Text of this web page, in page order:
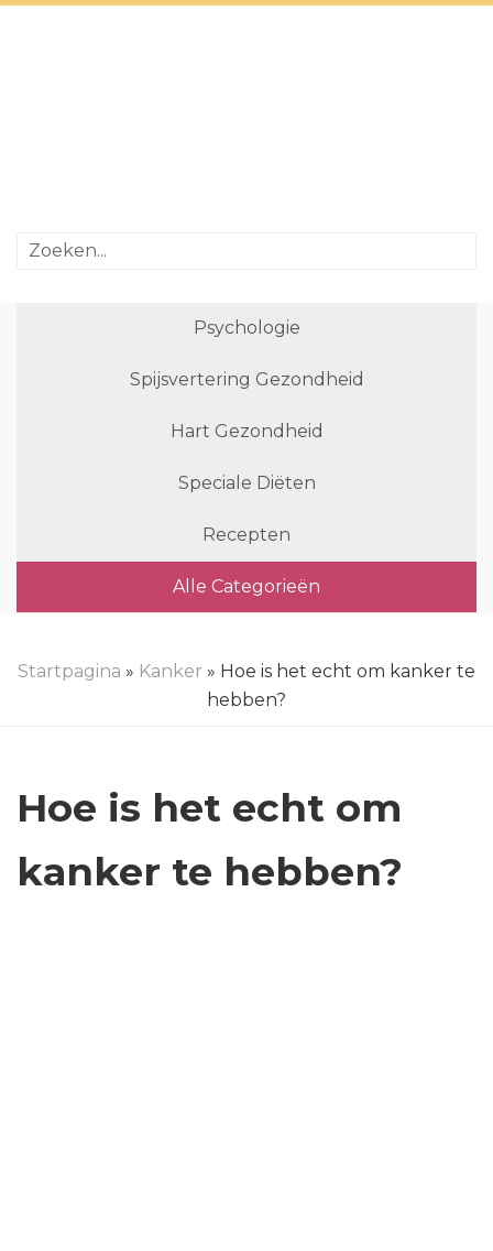
Psychologie
Spijsvertering Gezondheid
Hart Gezondheid
Speciale Diëten
Recepten
Alle Categorieën
Startpagina » Kanker » Hoe is het echt om kanker te
hebben?
Hoe is het echt om
kanker te hebben?